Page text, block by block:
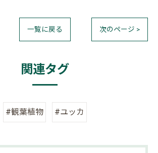
一覧に戻る 次のページ >
関連タグ
#観葉植物 #ユッカ